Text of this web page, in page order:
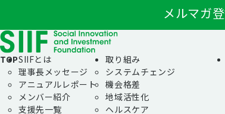
メルマガ
TOPSIIFとは
理事長メッセージ
アニュアルレポート
メンバー紹介
支援先一覧
取り組み
システムチェンジ
機会格差
地域活性化
ヘルスケア